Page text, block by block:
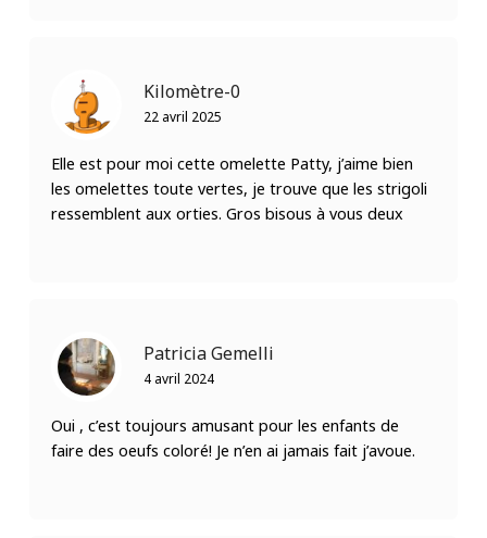
Kilomètre-0
22 avril 2025
Elle est pour moi cette omelette Patty, j’aime bien
les omelettes toute vertes, je trouve que les strigoli
ressemblent aux orties. Gros bisous à vous deux
Patricia Gemelli
4 avril 2024
Oui , c’est toujours amusant pour les enfants de
faire des oeufs coloré! Je n’en ai jamais fait j’avoue.